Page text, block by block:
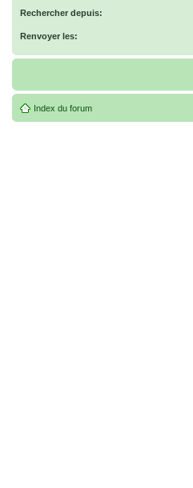
Rechercher depuis:
Renvoyer les:
Index du forum